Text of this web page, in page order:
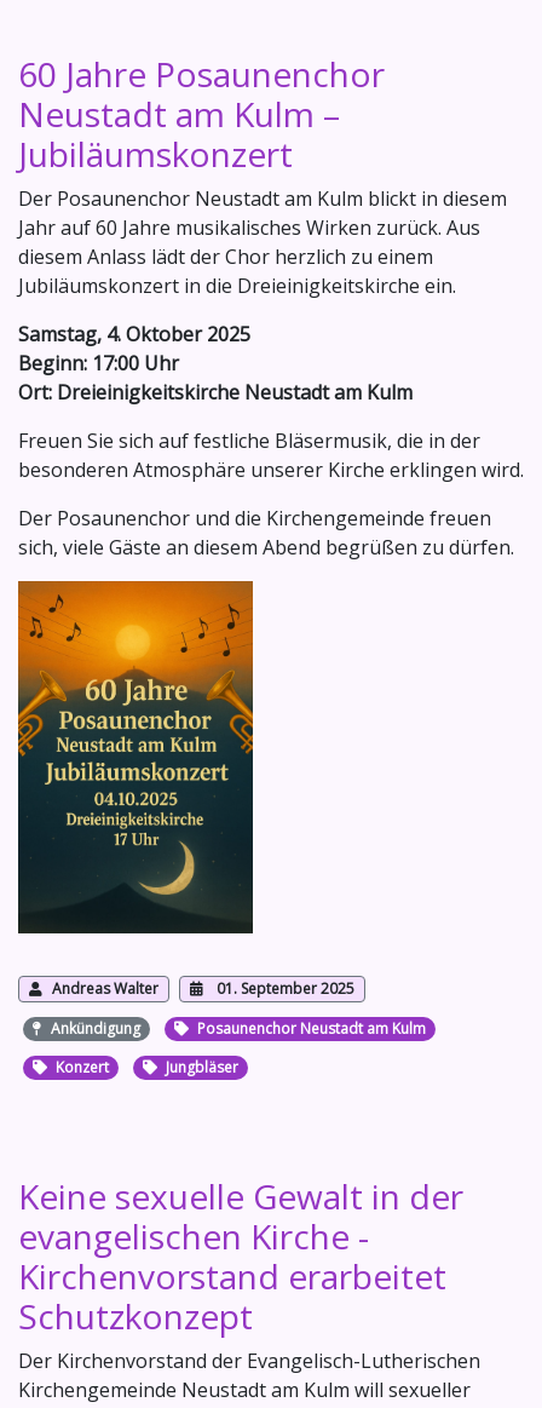
60 Jahre Posaunenchor
Neustadt am Kulm –
Jubiläumskonzert
Der Posaunenchor Neustadt am Kulm blickt in diesem
Jahr auf 60 Jahre musikalisches Wirken zurück. Aus
diesem Anlass lädt der Chor herzlich zu einem
Jubiläumskonzert in die Dreieinigkeitskirche ein.
Samstag, 4. Oktober 2025
Beginn: 17:00 Uhr
Ort: Dreieinigkeitskirche Neustadt am Kulm
Freuen Sie sich auf festliche Bläsermusik, die in der
besonderen Atmosphäre unserer Kirche erklingen wird.
Der Posaunenchor und die Kirchengemeinde freuen
sich, viele Gäste an diesem Abend begrüßen zu dürfen.
Andreas Walter
01. September 2025
Ankündigung
Posaunenchor Neustadt am Kulm
Konzert
Jungbläser
Keine sexuelle Gewalt in der
evangelischen Kirche -
Kirchenvorstand erarbeitet
Schutzkonzept
Der Kirchenvorstand der Evangelisch-Lutherischen
Kirchengemeinde Neustadt am Kulm will sexueller